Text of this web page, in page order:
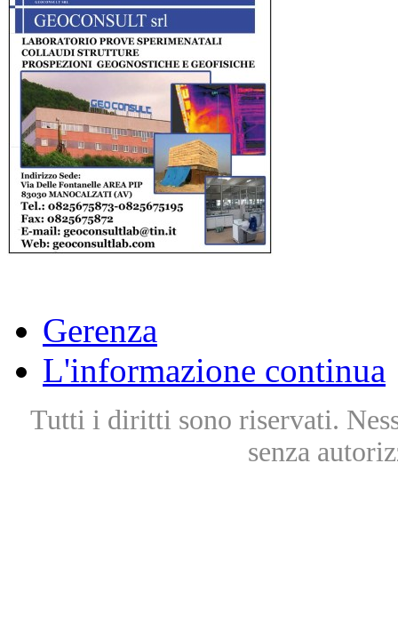
Gerenza
L'informazione continua
Tutti i diritti sono riservati.
senza